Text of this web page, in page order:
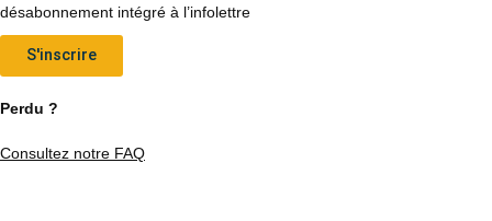
désabonnement intégré à l’infolettre
S'inscrire
Perdu ?
Consultez notre FAQ